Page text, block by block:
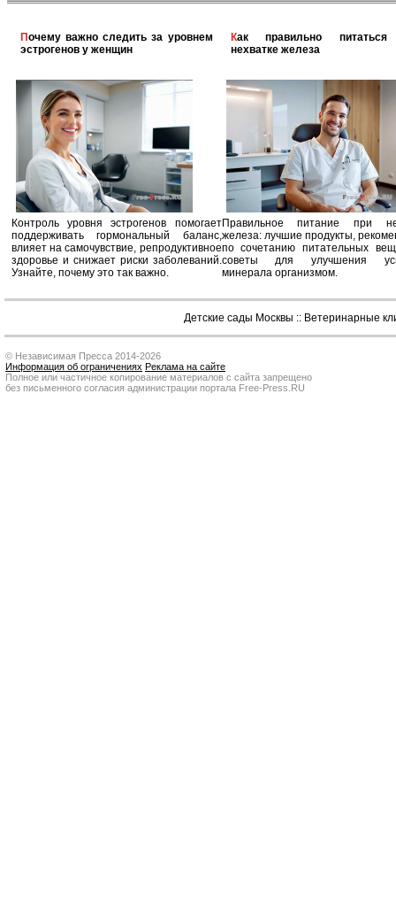
Почему важно следить за уровнем
эстрогенов у женщин
Контроль уровня эстрогенов помогает
поддерживать гормональный баланс,
влияет на самочувствие, репродуктивное
здоровье и снижает риски заболеваний.
Узнайте, почему это так важно.
Как правильно питаться при
нехватке железа
Правильное питание при
железа: лучшие продукты,
по сочетанию питательных
советы для улучшения
минерала организмом.
Детские сады Москвы :: Ветеринарные
© Независимая Пресса 2014-2026
Информация об ограничениях Реклама на сайте
Полное или частичное копирование материалов с сайта запрещено
без письменного согласия администрации портала Free-Press.RU